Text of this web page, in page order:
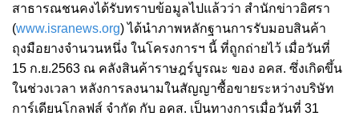
สาธารณชนคงได้รับทราบข้อมูลไปแล้วว่า สำนักข่าวอิศรา
(www.isranews.org) ได้นำภาพหลักฐานการรับมอบสินค้า
ถุงมือยางจำนวนหนึ่ง ในโครงการฯ นี้ ที่ถูกถ่ายไว้ เมื่อวันที่
15 ก.ย.2563 ณ คลังสินค้าราษฎร์บูรณะ ของ อคส. ซึ่งเกิดขึ้น
ในช่วงเวลา หลังการลงนามในสัญญาซื้อขายระหว่างบริษัท
การ์เดียนโกลฟส์ จำกัด กับ อคส. เป็นทางการเมื่อวันที่ 31